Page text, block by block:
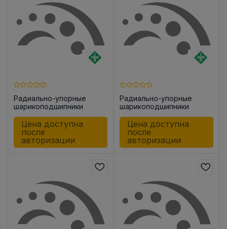
Радиально-упорные
шарикоподшипники
Цена доступна
после
авторизации
Радиально-упорные
шарикоподшипники
Цена доступна
после
авторизации